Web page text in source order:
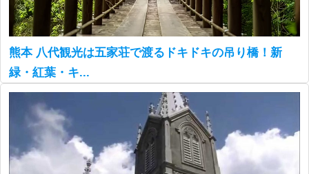
熊本 八代観光は五家荘で渡るドキドキの吊り橋！新
緑・紅葉・キ...